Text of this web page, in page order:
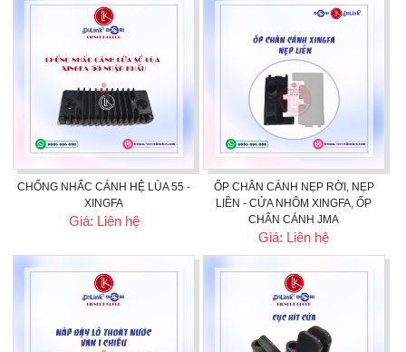
CHỐNG NHẤC CÁNH HỆ LÙA 55 -
XINGFA
Giá: Liên hệ
ỐP CHÂN CÁNH NẸP RỜI, NẸP
LIỀN - CỬA NHÔM XINGFA, ỐP
CHÂN CÁNH JMA
Giá: Liên hệ